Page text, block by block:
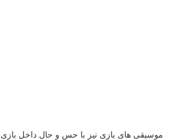
موسیقی های بازی نیز با حس و حال داخل بازی